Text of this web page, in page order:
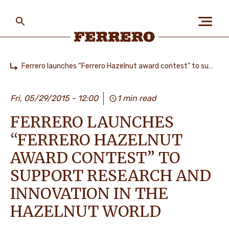
АДАМДАР ЖӘНЕ
ҒАЛАМШАР
БІЗДІҢ БРЕНДТЕР
МАНСАП
main
content
Ferrero launches “Ferrero Hazelnut award contest” to support research and innovation in the hazelnut world
Fri, 05/29/2015 - 12:00 1 min read
FERRERO LAUNCHES
“FERRERO HAZELNUT
AWARD CONTEST” TO
SUPPORT RESEARCH AND
INNOVATION IN THE
HAZELNUT WORLD